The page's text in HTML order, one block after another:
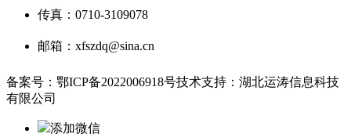
传真：0710-3109078
邮箱：xfszdq@sina.cn
备案号：鄂ICP备2022006918号技术支持：湖北运涛信息科技
有限公司
添加微信